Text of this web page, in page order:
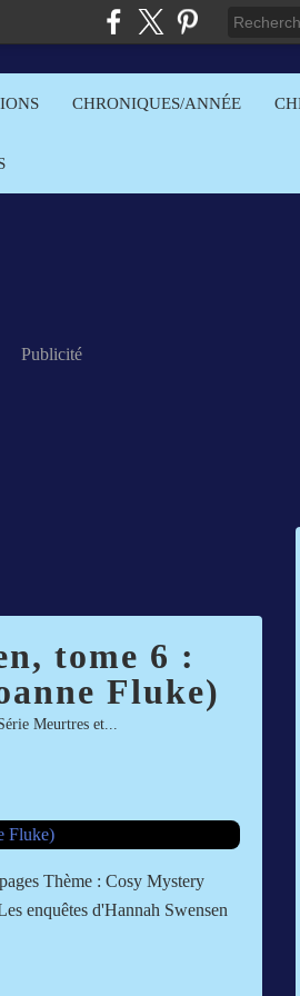
CHRONIQUES/ANNÉE
Publicité
tome 6 :
Fluke)
Meurtres et...
Thème : Cosy Mystery
enquêtes d'Hannah Swensen